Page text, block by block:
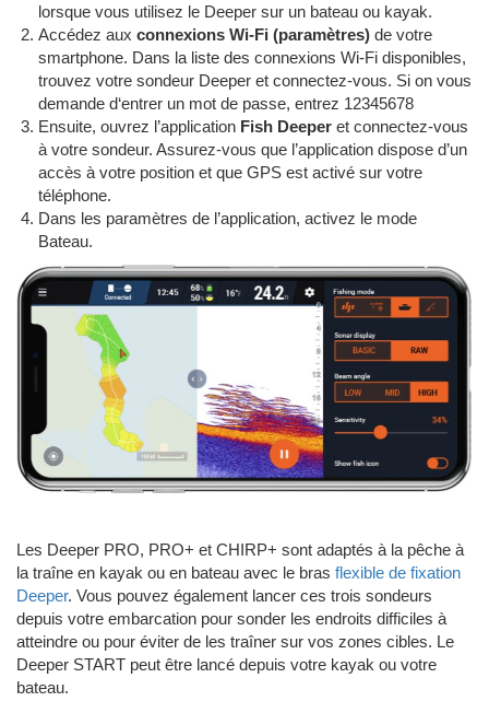
lorsque vous utilisez le Deeper sur un bateau ou kayak.
Accédez aux connexions Wi-Fi (paramètres) de votre
smartphone. Dans la liste des connexions Wi-Fi disponibles,
trouvez votre sondeur Deeper et connectez-vous. Si on vous
demande d‘entrer un mot de passe, entrez 12345678
Ensuite, ouvrez l’application Fish Deeper et connectez-vous
à votre sondeur. Assurez-vous que l’application dispose d’un
accès à votre position et que GPS est activé sur votre
téléphone.
Dans les paramètres de l’application, activez le mode
Bateau.
Les Deeper PRO, PRO+ et CHIRP+ sont adaptés à la pêche à
la traîne en kayak ou en bateau avec le bras flexible de fixation
Deeper. Vous pouvez également lancer ces trois sondeurs
depuis votre embarcation pour sonder les endroits difficiles à
atteindre ou pour éviter de les traîner sur vos zones cibles. Le
Deeper START peut être lancé depuis votre kayak ou votre
bateau.